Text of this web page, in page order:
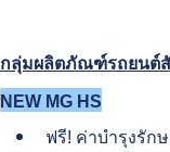
กลุ่มผลิตภัณฑ์รถยนต์
NEW MG HS
ฟรี! ค่าบำรุงรัก